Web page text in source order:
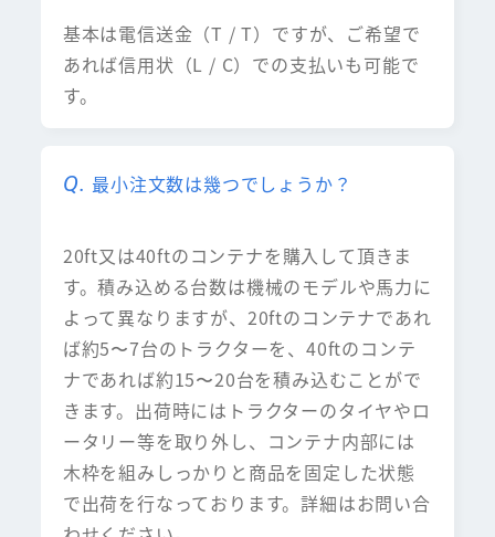
基本は電信送金（T / T）ですが、ご希望で
あれば信用状（L / C）での支払いも可能で
す。
最小注文数は幾つでしょうか？
20ft又は40ftのコンテナを購入して頂きま
す。積み込める台数は機械のモデルや馬力に
よって異なりますが、20ftのコンテナであれ
ば約5〜7台のトラクターを、40ftのコンテ
ナであれば約15〜20台を積み込むことがで
きます。出荷時にはトラクターのタイヤやロ
ータリー等を取り外し、コンテナ内部には
木枠を組みしっかりと商品を固定した状態
で出荷を行なっております。詳細はお問い合